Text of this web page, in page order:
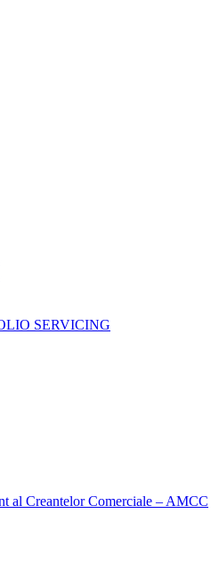
SERVICING
al Creantelor Comerciale – AMCC